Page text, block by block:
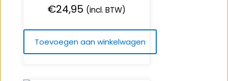
€24,95 (incl. BTW)
Toevoegen aan winkelwagen